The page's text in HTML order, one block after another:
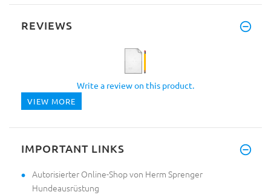
REVIEWS
Write a review on this product.
VIEW MORE
IMPORTANT LINKS
Autorisierter Online-Shop von Herm Sprenger
Hundeausrüstung